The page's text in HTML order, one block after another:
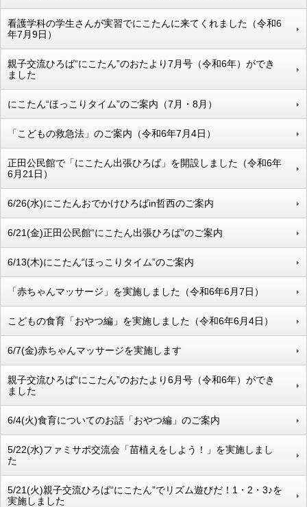
看護学科の学生さんが実習でにこたんに来てくれました（令和6
年7月9日）
親子交流ひろば“にこたん”のおたより7月号（令和6年）ができ
ました
にこたん“ほっこりタイム”のご案内（7月・8月）
「こどもの救急法」のご案内（令和6年7月4日）
正田公民館で「にこたん出張ひろば」を開設しました（令和6年
6月21日）
6/26(水)にこたんおでかけひろばin哲西のご案内
6/21(金)正田公民館“にこたん出張ひろば”のご案内
6/13(木)にこたん“ほっこりタイム”のご案内
「赤ちゃんマッサージ」を実施しました（令和6年6月7日）
こどもの食育「おやつ編」を実施しました（令和6年6月4日）
6/7(金)赤ちゃんマッサージを実施します
親子交流ひろば“にこたん”のおたより6月号（令和6年）ができ
ました
6/4(火)食育についてのお話「おやつ編」のご案内
5/22(水)ファミサポ交流会「苗植えをしよう！」を実施しまし
た
5/21(火)親子交流ひろば“にこたん”でリズム遊びだ！1・2・3♪を
実施しました